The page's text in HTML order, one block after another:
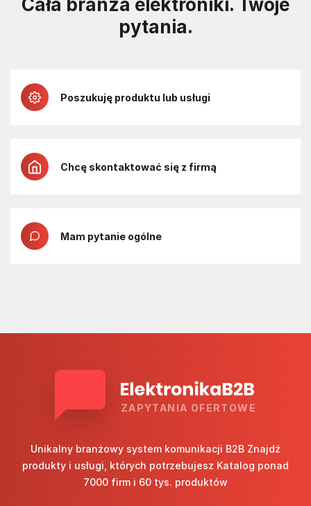
Cała branża elektroniki. Twoje
pytania.
Poszukuję produktu lub usługi
Chcę skontaktować się z firmą
Mam pytanie ogólne
ZAPYTANIA OFERTOWE
Unikalny branżowy system komunikacji B2B Znajdź
produkty i usługi, których potrzebujesz Katalog ponad
7000 firm i 60 tys. produktów